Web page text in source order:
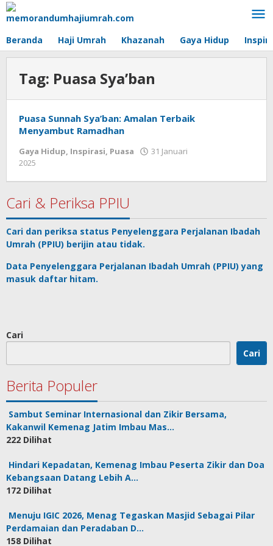
Lewati
ke
Beranda Haji Umrah Khazanah Gaya Hidup
Tag: Puasa Sya’ban
Puasa Sunnah Sya’ban: Amalan Terbaik
Menyambut Ramadhan
Gaya Hidup, Inspirasi, Puasa
31 Januari
2025
ditulis
oleh
Choirul
Nisa
–
magang
di
Cari & Periksa PPIU
Cari dan periksa status Penyelenggara Perjalanan Ibadah
Umrah (PPIU) berijin atau tidak.
Data Penyelenggara Perjalanan Ibadah Umrah (PPIU) yang
masuk daftar hitam.
Cari
Cari
Berita Populer
Sambut Seminar Internasional dan Zikir Bersama,
Kakanwil Kemenag Jatim Imbau Mas…
222 Dilihat
Hindari Kepadatan, Kemenag Imbau Peserta Zikir dan Doa
Kebangsaan Datang Lebih A…
172 Dilihat
Menuju IGIC 2026, Menag Tegaskan Masjid Sebagai Pilar
Perdamaian dan Peradaban D…
158 Dilihat